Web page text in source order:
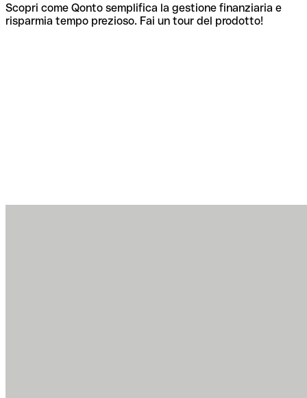
Scopri come Qonto semplifica la gestione finanziaria e
risparmia tempo prezioso. Fai un tour del prodotto!